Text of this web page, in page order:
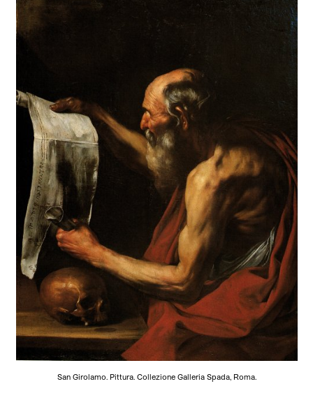
San Girolamo. Pittura. Collezione Galleria Spada, Roma.